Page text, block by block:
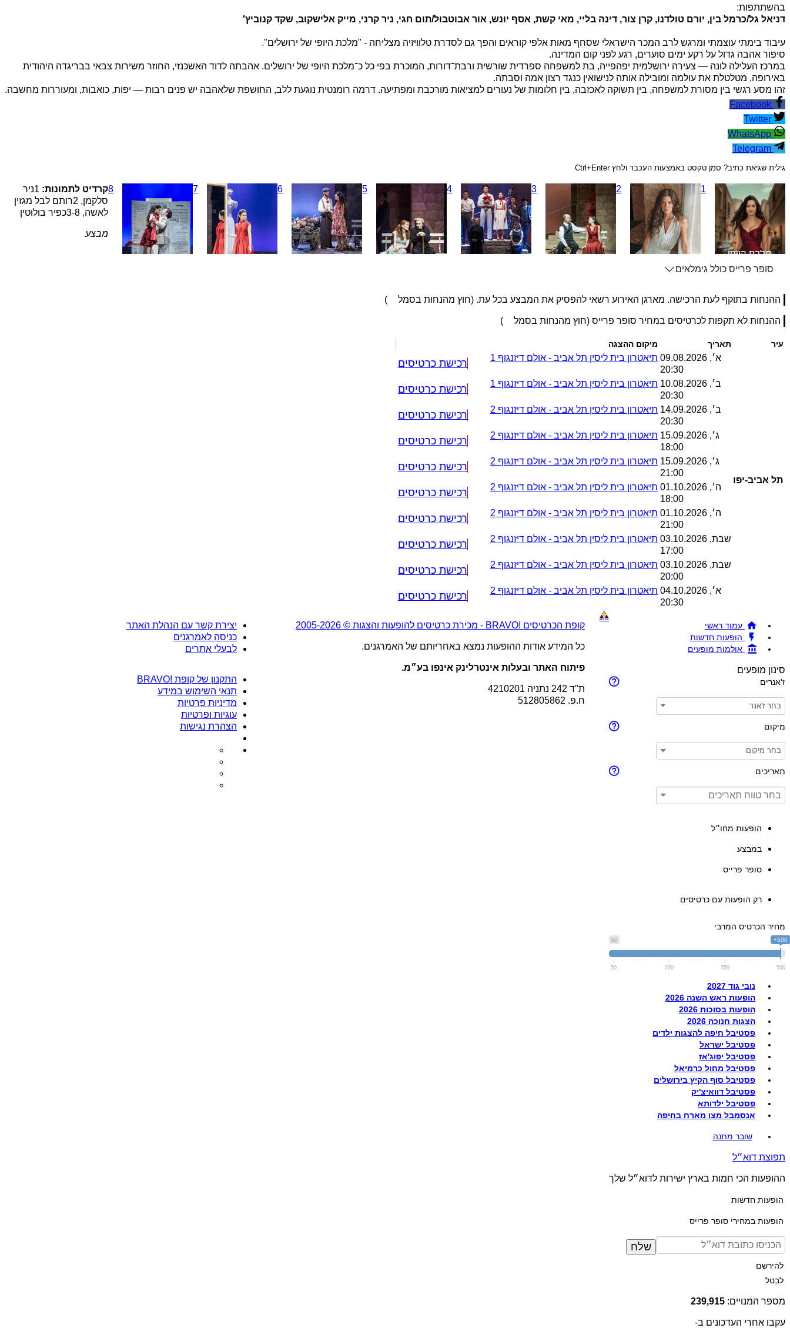
בהשתתפות:
דניאל גל/כרמל בין, יורם טולדנו, קרן צור, דינה בליי, מאי קשת, אסף יונש, אור אבוטבול/תום חגי, ניר קרני, מייק אלישקוב, שקד קנוביץ'
עיבוד בימתי עוצמתי ומרגש לרב המכר הישראלי שסחף מאות אלפי קוראים והפך גם לסדרת טלוויזיה מצליחה - "מלכת היופי של ירושלים".
סיפור אהבה גדול על רקע ימים סוערים, רגע לפני קום המדינה.
במרכז העלילה לונה — צעירה ירושלמית יפהפייה, בת למשפחה ספרדית שורשית ורבת־דורות, המוכרת בפי כל כ־מלכת היופי של ירושלים. אהבתה לדוד האשכנזי, החוזר משירות צבאי בבריגדה היהודית
באירופה, מטלטלת את עולמה ומובילה אותה לנישואין כנגד רצון אמה וסבתה.
זהו מסע רגשי בין מסורת למשפחה, בין תשוקה לאכזבה, בין חלומות של נעורים למציאות מורכבת ומפתיעה. דרמה רומנטית נוגעת ללב, החושפת שלאהבה יש פנים רבות — יפות, כואבות, ומעוררות מחשבה.
גילית שגיאת כתיב? סמן טקסט באמצעות העכבר ולחץ Ctrl+Enter
1
2
3
4
5
6
7
8קרדיט לתמונות: 1ניר
סלקמן,
2רותם לבל מגזין
לאשה,
3-8כפיר בולוטין
מבצע
סופר פרייס כולל גימלאים
ההנחות בתוקף לעת הרכישה. מארגן האירוע רשאי להפסיק את המבצע בכל עת. (חוץ מהנחות בסמל )
ההנחות לא תקפות לכרטיסים במחיר סופר פרייס (חוץ מהנחות בסמל )
עיר תאריך מיקום ההצגה
תל אביב-יפו
א׳, 09.08.2026
20:30
תיאטרון בית ליסין תל אביב - אולם דיזנגוף 1 רכישת כרטיסים
ב׳, 10.08.2026
20:30
תיאטרון בית ליסין תל אביב - אולם דיזנגוף 1 רכישת כרטיסים
ב׳, 14.09.2026
20:30
תיאטרון בית ליסין תל אביב - אולם דיזנגוף 2 רכישת כרטיסים
ג׳, 15.09.2026
18:00
תיאטרון בית ליסין תל אביב - אולם דיזנגוף 2 רכישת כרטיסים
ג׳, 15.09.2026
21:00
תיאטרון בית ליסין תל אביב - אולם דיזנגוף 2 רכישת כרטיסים
ה׳, 01.10.2026
18:00
תיאטרון בית ליסין תל אביב - אולם דיזנגוף 2 רכישת כרטיסים
ה׳, 01.10.2026
21:00
תיאטרון בית ליסין תל אביב - אולם דיזנגוף 2 רכישת כרטיסים
שבת, 03.10.2026
17:00
תיאטרון בית ליסין תל אביב - אולם דיזנגוף 2 רכישת כרטיסים
שבת, 03.10.2026
20:00
תיאטרון בית ליסין תל אביב - אולם דיזנגוף 2 רכישת כרטיסים
א׳, 04.10.2026
20:30
תיאטרון בית ליסין תל אביב - אולם דיזנגוף 2 רכישת כרטיסים
עמוד ראשי
הופעות חדשות
אולמות מופעים
סינון מופעים
ז'אנרים
מיקום
תאריכים
הופעות מחו״ל
במבצע
סופר פרייס
רק הופעות עם כרטיסים
מחיר הכרטיס המרבי
50 500+
50 200 350 500
נובי גוד 2027
הופעות ראש השנה 2026
הופעות בסוכות 2026
הצגות חנוכה 2026
פסטיבל חיפה להצגות ילדים
פסטיבל ישראל
פסטיבל יפוג'אז
פסטיבל מחול כרמיאל
פסטיבל סוף הקיץ בירושלים
פסטיבל דוואיצ'יק
פסטיבל ילדותא
אנסמבל מצו מארח בחיפה
שובר מתנה
תפוצת דוא״ל
ההופעות הכי חמות בארץ ישירות לדוא״ל שלך
הופעות חדשות
הופעות במחירי סופר פרייס
שלח
להירשם
לבטל
מספר המנויים: 239,915
עקבו אחרי העדכונים ב-
קופת הכרטיסים !BRAVO - מכירת כרטיסים להופעות והצגות © 2005-2026
כל המידע אודות ההופעות נמצא באחריותם של האמרגנים.
פיתוח האתר ובעלות אינטרלינק אינפו בע״מ.
ת''ד 242 נתניה 4210201
ח.פ. 512805862
יצירת קשר עם הנהלת האתר
כניסה לאמרגנים
לבעלי אתרים
התקנון של קופת !BRAVO
תנאי השימוש במידע
מדיניות פרטיות
עוגיות ופרטיות
הצהרת נגישות